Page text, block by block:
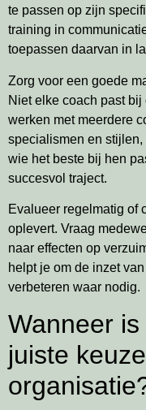
te passen op zijn
training in
toepassen daarvan in
Zorg voor een goede
Niet elke coach past
werken met meerdere
specialismen en
wie het beste bij hen
succesvol traject.
Evalueer regelmatig of
oplevert. Vraag
naar effecten op
helpt je om de inzet
verbeteren waar nodig.
Wanneer
juiste